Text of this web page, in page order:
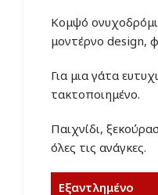
Κομψό
μοντέρνο design,
Για μια γάτα
τακτοποιημένο.
Παιχνίδι,
όλες τις ανάγκες.
Εξαντλημένο